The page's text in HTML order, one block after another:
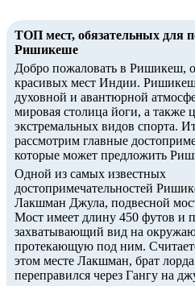
ТОП мест, обязательных для
Ришикеше
Добро пожаловать в Ришикеш,
красивых мест Индии. Ришикеш
духовной и авантюрной
мировая столица йоги, а также
экстремальных видов спорта.
рассмотрим главные
которые может предложить
Одной из самых известных
достопримечательностей
Лакшман Джула, подвесной
Мост имеет длину 450 футов и
захватывающий вид на
протекающую под ним.
этом месте Лакшман, брат
переправился через Гангу на